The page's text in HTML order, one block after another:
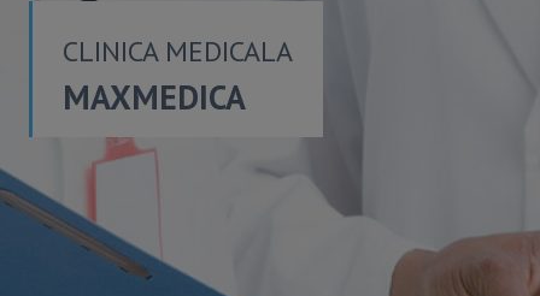
CLINICA MEDICALA
MAXMEDICA